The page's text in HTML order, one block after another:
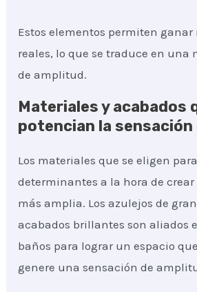
Estos elementos permiten ganar
reales, lo que se traduce en una
de amplitud.
Materiales y acabados
potencian la sensación
Los materiales que se eligen
determinantes a la hora de
más amplia. Los azulejos de
acabados brillantes son aliados
baños para lograr un espacio
genere una sensación de